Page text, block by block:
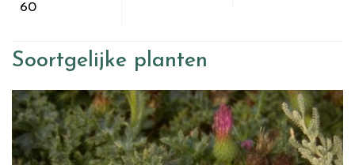
60
Soortgelijke planten